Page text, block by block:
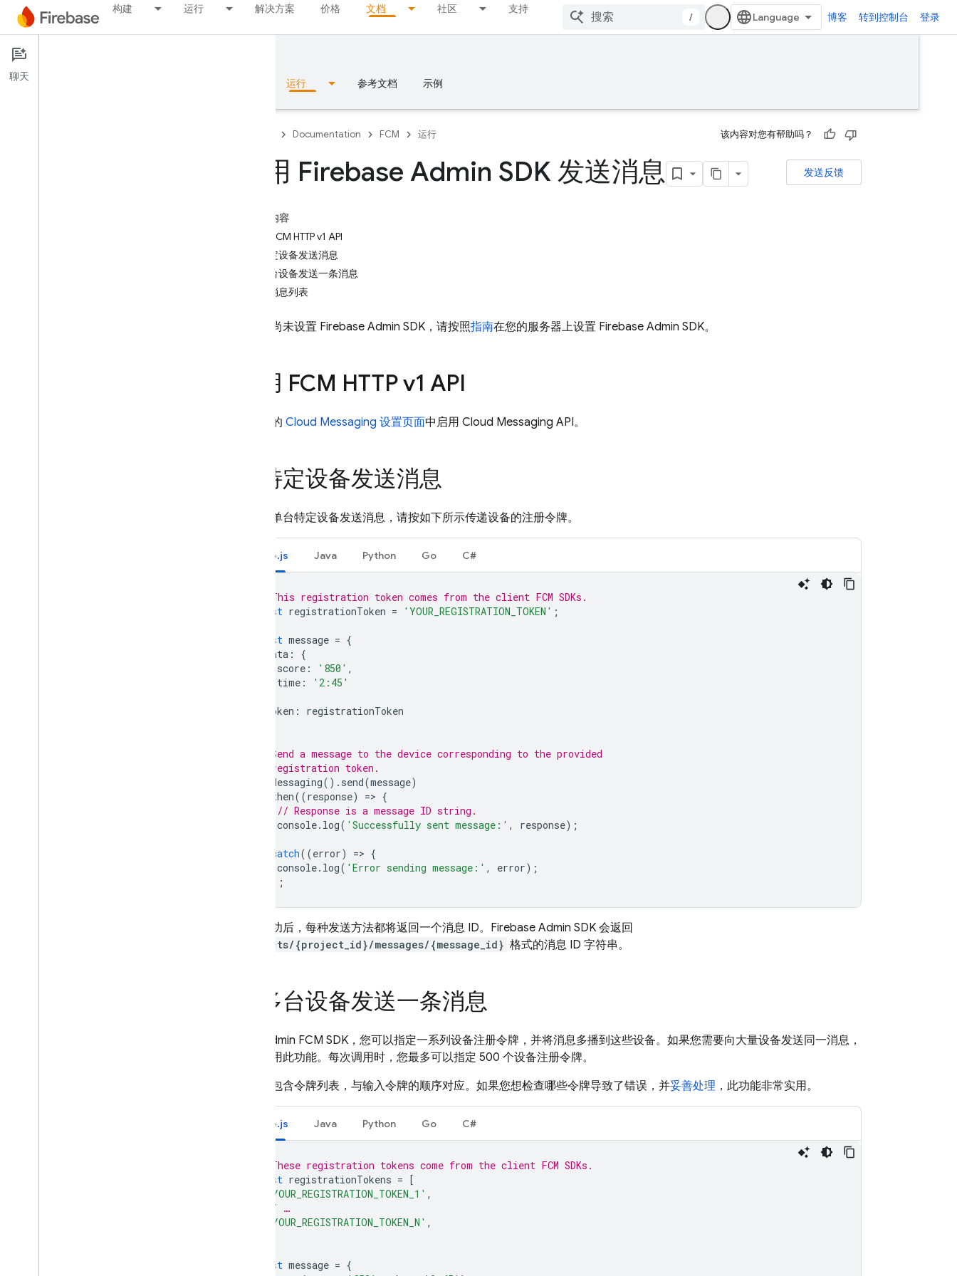
构建 运行 解决方案 价格 文档 社区 支持
/ 博客 转到控制台 登录
Documentation
概览 运行 参考文档 示例
Documentation FCM 运行 该内容对您有帮助吗？
发送反馈
使用 Firebase Admin SDK 发送消息
本页内容
启用 FCM HTTP v1 API
向特定设备发送消息
向多台设备发送一条消息
发送消息列表
如果您尚未设置 Firebase Admin SDK ，请按照指南在您的服务器上设置 Firebase Admin SDK。
启用 FCM HTTP v1 API
在项目的 Cloud Messaging 设置页面中启用 Cloud Messaging API。
向特定设备发送消息
如需向单台特定设备发送消息，请按如下所示传递设备的注册令牌。
Node.js Java Python Go C#
// This registration token comes from the client FCM SDKs.
const registrationToken = 'YOUR_REGISTRATION_TOKEN' ;
const message = {
data :
{
score : '850' ,
time :
'2:45'
token :
registrationToken
// Send a message to the device corresponding to the provided
// registration token.
getMessaging(). send(message)
then((response) => {
// Response is a message ID string.
console. log( 'Successfully sent message:' , response);
catch((error) => {
console. log( 'Error sending message:' , error);
});
运行成功后，每种发送方法都将返回一个消息 ID。 Firebase Admin SDK 会返回
projects/{project_id}/messages/{message_id} 格式的消息 ID 字符串。
向多台设备发送一条消息
借助 Admin FCM SDK，您可以指定一系列设备注册令牌，并将消息多播到这些设备。如果您需要向大量设备发送同一消息，
可以使用此功能。每次调用时，您最多可以指定 500 个设备注册令牌。
返回值包含令牌列表，与输入令牌的顺序对应。如果您想检查哪些令牌导致了错误，并妥善处理 ，此功能非常实用。
Node.js Java Python Go C#
// These registration tokens come from the client FCM SDKs.
const registrationTokens = [
'YOUR_REGISTRATION_TOKEN_1' ,
// …
'YOUR_REGISTRATION_TOKEN_N' ,
const message = {
聊天